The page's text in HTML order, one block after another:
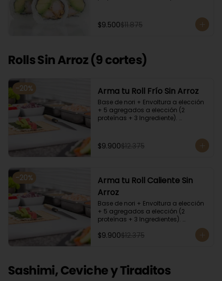
$9.500$11.875
Rolls Sin Arroz (9 cortes)
-20% Arma tu Roll Frío Sin Arroz
Base de nori + Envoltura a elección
+ 5 agregados a elección (2
proteínas + 3 Ingrediente).
relleno palta y/o queso crema para
que el roll pueda compactar y ser
$9.900$12.375
-20%
Arma tu Roll Caliente Sin
Arroz
Base de nori + Envoltura a elección
+ 5 agregados a elección (2
proteínas + 3 Ingredientes).
Acompañado con salsa de soya.
Recomendamos incluir en el relleno
palta y/o queso crema para que el
$9.900$12.375
Sashimi, Ceviche y Tiraditos